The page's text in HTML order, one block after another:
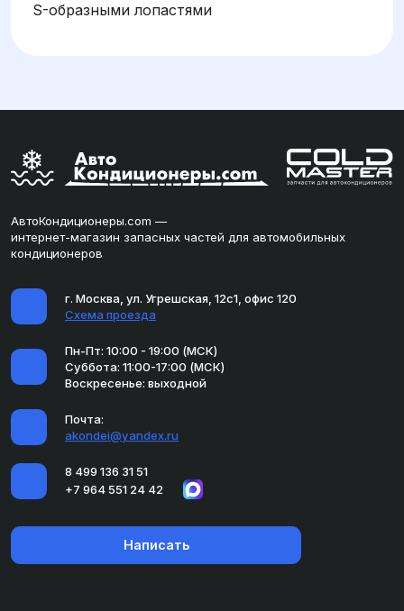
S-образными лопастями
АвтоКондиционеры.com —
интернет-магазин запасных частей для автомобильных
кондиционеров
г. Москва, ул. Угрешская, 12с1, офис 120
Схема проезда
Пн-Пт: 10:00 - 19:00 (МСК)
Суббота: 11:00-17:00 (МСК)
Воскресенье: выходной
Почта:
akondei@yandex.ru
8 499 136 31 51
+7 964 551 24 42
Написать